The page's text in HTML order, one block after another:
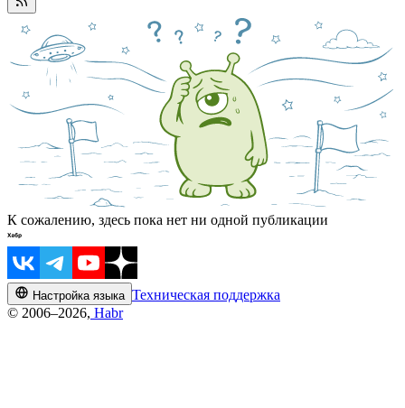
К сожалению, здесь пока нет ни одной публикации
Настройка языка Техническая поддержка
© 2006–2026, Habr